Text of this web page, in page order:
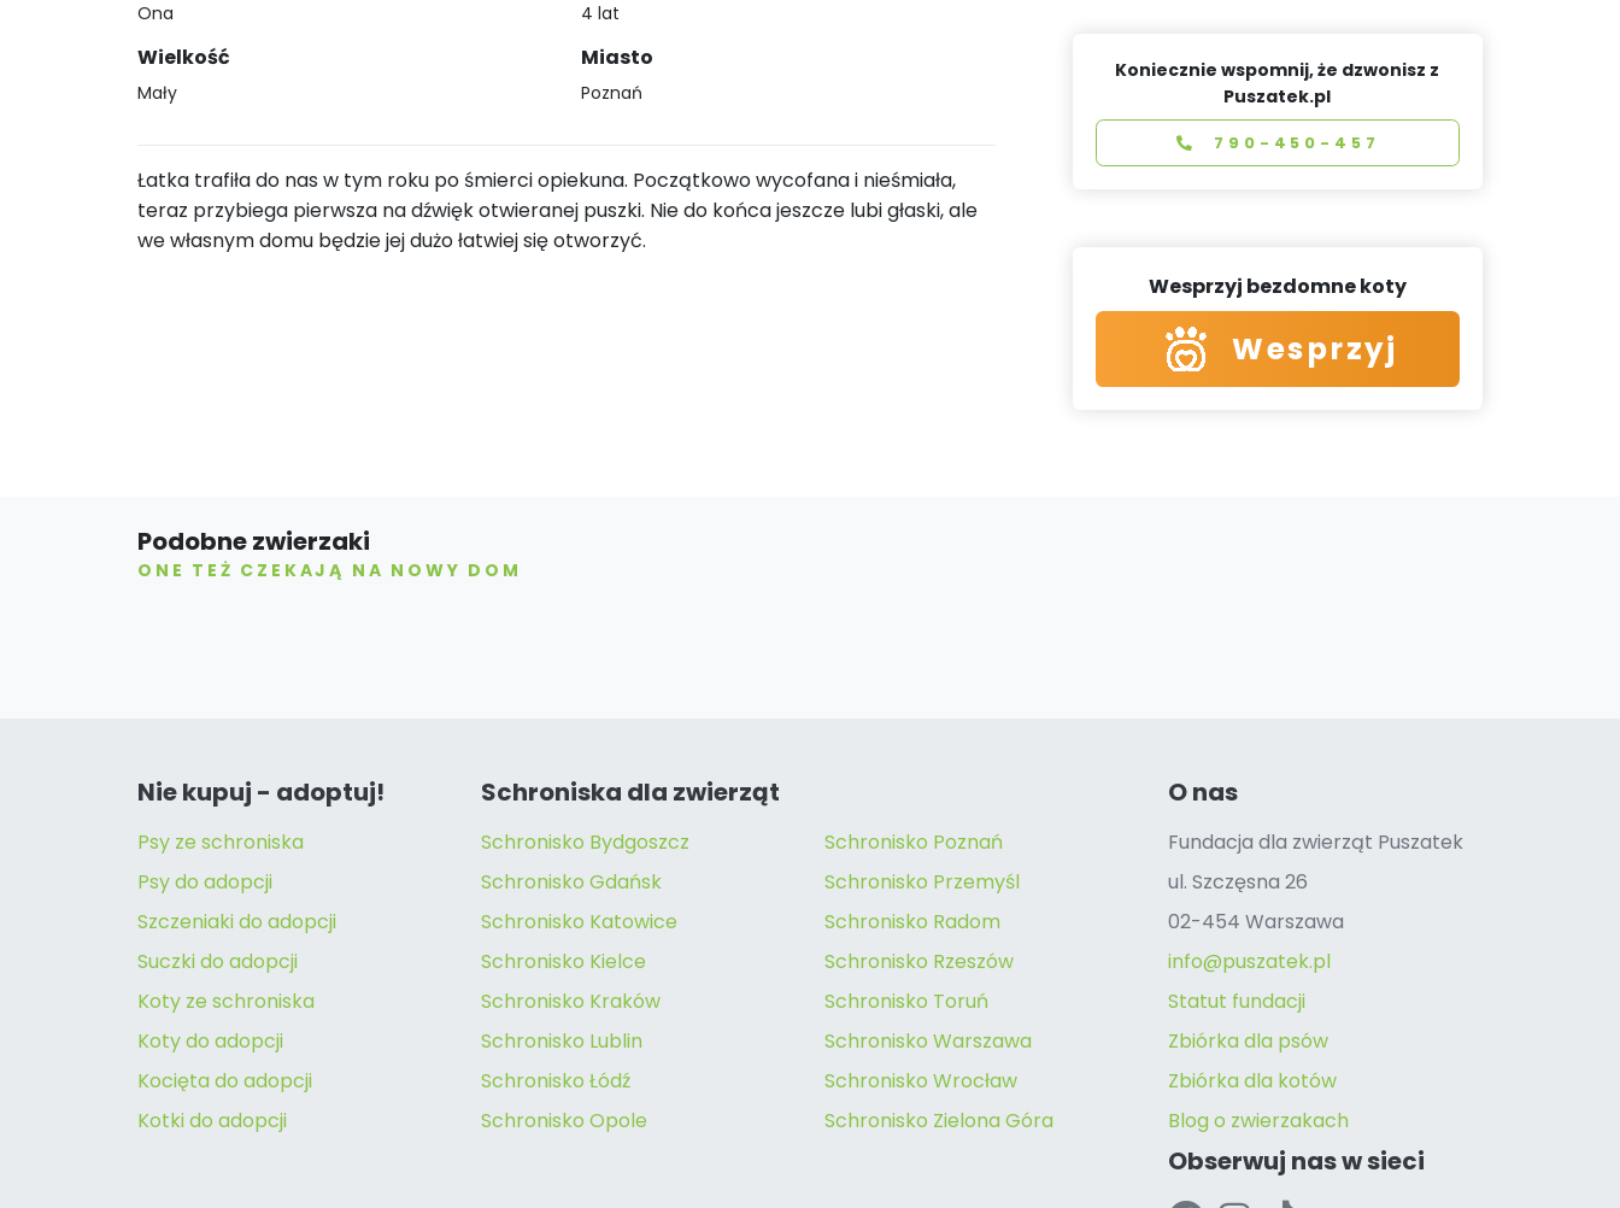
Ona
Wielkość
Mały
4 lat
Miasto
Poznań
Łatka trafiła do nas w tym roku po śmierci opiekuna. Początkowo wycofana i nieśmiała,
teraz przybiega pierwsza na dźwięk otwieranej puszki. Nie do końca jeszcze lubi głaski, ale
we własnym domu będzie jej dużo łatwiej się otworzyć.
Koniecznie wspomnij, że dzwonisz z
Puszatek.pl
790-450-457
Wesprzyj bezdomne koty
Wesprzyj
Podobne zwierzaki
ONE TEŻ CZEKAJĄ NA NOWY DOM
Nie kupuj - adoptuj!
Psy ze schroniska
Psy do adopcji
Szczeniaki do adopcji
Suczki do adopcji
Koty ze schroniska
Koty do adopcji
Kocięta do adopcji
Kotki do adopcji
Schroniska dla zwierząt
Schronisko Bydgoszcz
Schronisko Gdańsk
Schronisko Katowice
Schronisko Kielce
Schronisko Kraków
Schronisko Lublin
Schronisko Łódź
Schronisko Opole
Schronisko Poznań
Schronisko Przemyśl
Schronisko Radom
Schronisko Rzeszów
Schronisko Toruń
Schronisko Warszawa
Schronisko Wrocław
Schronisko Zielona Góra
O nas
Fundacja dla zwierząt Puszatek
ul. Szczęsna 26
02-454 Warszawa
info@puszatek.pl
Statut fundacji
Zbiórka dla psów
Zbiórka dla kotów
Blog o zwierzakach
Obserwuj nas w sieci